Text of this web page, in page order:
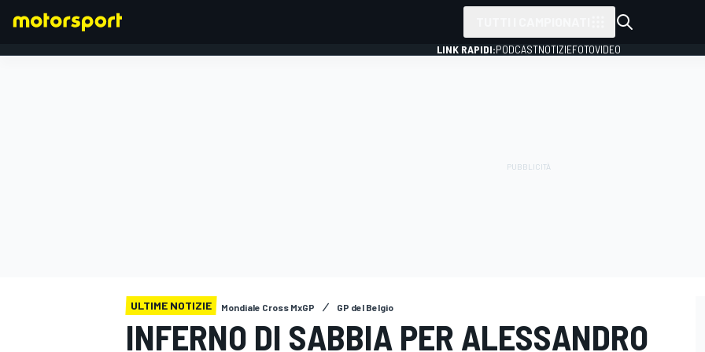
LINK RAPIDI:PODCASTNOTIZIEFOTOVIDEO
ULTIME NOTIZIE Mondiale Cross MxGP GP del Belgio
INFERNO DI SABBIA PER ALESSANDRO